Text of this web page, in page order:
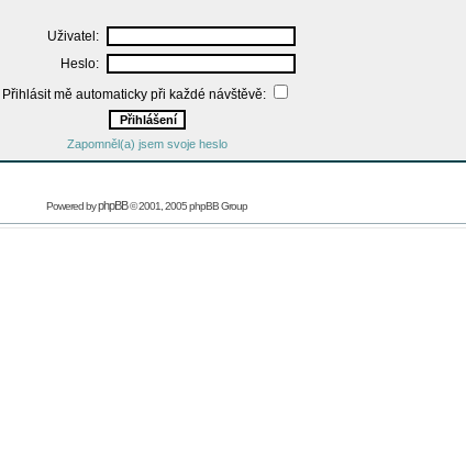
Uživatel:
Heslo:
Přihlásit mě automaticky při každé návštěvě:
Zapomněl(a) jsem svoje heslo
Powered byphpBB© 2001, 2005 phpBB Group